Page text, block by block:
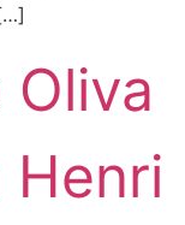
Henri